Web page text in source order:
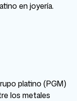
en joyería.
platino (PGM)
los metales